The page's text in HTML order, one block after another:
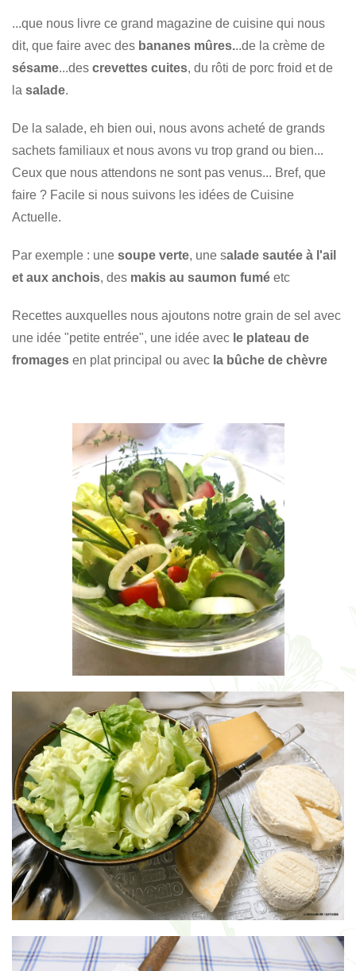
...que nous livre ce grand magazine de cuisine qui nous
dit, que faire avec des bananes mûres...de la crème de
sésame...des crevettes cuites, du rôti de porc froid et de
la salade.
De la salade, eh bien oui, nous avons acheté de grands
sachets familiaux et nous avons vu trop grand ou bien...
Ceux que nous attendons ne sont pas venus... Bref, que
faire ? Facile si nous suivons les idées de Cuisine
Actuelle.
Par exemple : une soupe verte, une salade sautée à l'ail
et aux anchois, des makis au saumon fumé etc
Recettes auxquelles nous ajoutons notre grain de sel avec
une idée "petite entrée", une idée avec le plateau de
fromages en plat principal ou avec la bûche de chèvre